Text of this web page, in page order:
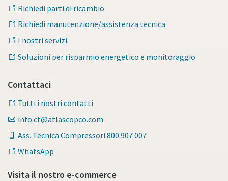
Richiedi parti di ricambio
Richiedi manutenzione/assistenza tecnica
I nostri servizi
Soluzioni per risparmio energetico e monitoraggio
Contattaci
Tutti i nostri contatti
info.ct@atlascopco.com
Ass. Tecnica Compressori 800 907 007
WhatsApp
Visita il nostro e-commerce